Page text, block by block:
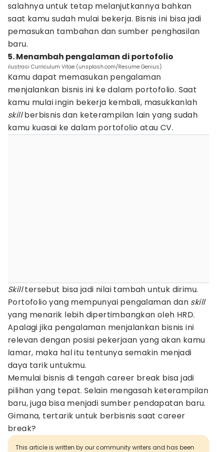
salahnya untuk tetap melanjutkannya bahkan
saat kamu sudah mulai bekerja. Bisnis ini bisa jadi
pemasukan tambahan dan sumber penghasilan
baru.
5. Menambah pengalaman di portofolio
ilustrasi Curriculum Vitae (unsplash.com/Resume Genius)
Kamu dapat memasukan pengalaman
menjalankan bisnis ini ke dalam portofolio. Saat
kamu mulai ingin bekerja kembali, masukkanlah
skillberbisnis dan keterampilan lain yang sudah
kamu kuasai ke dalam portofolio atau CV.
Skilltersebut bisa jadi nilai tambah untuk dirimu.
Portofolio yang mempunyai pengalaman dan skill
yang menarik lebih dipertimbangkan oleh HRD.
Apalagi jika pengalaman menjalankan bisnis ini
relevan dengan posisi pekerjaan yang akan kamu
lamar, maka hal itu tentunya semakin menjadi
daya tarik untukmu.
Memulai bisnis di tengah career break bisa jadi
pilihan yang tepat. Selain mengasah keterampilan
baru, juga bisa menjadi sumber pendapatan baru.
Gimana, tertarik untuk berbisnis saat career
break?
This article is written by our community writers and has been